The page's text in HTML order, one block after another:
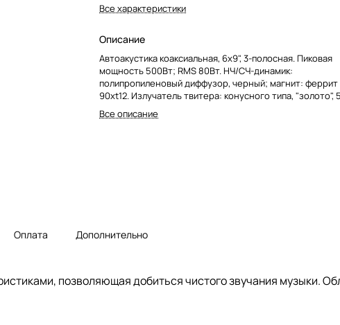
Все характеристики
Описание
Автоакустика коаксиальная, 6х9", 3-полосная. Пиковая
мощность 500Вт; RMS 80Вт. НЧ/СЧ-динамик:
полипропиленовый диффузор, черный; магнит: феррит
90xt12. Излучатель твитера: конусного типа, "золото",
феррит. Излучатель супертвитера: керамический, "зо
Все описание
Оплата Дополнительно
позволяющая добиться чистого звучания музыки.